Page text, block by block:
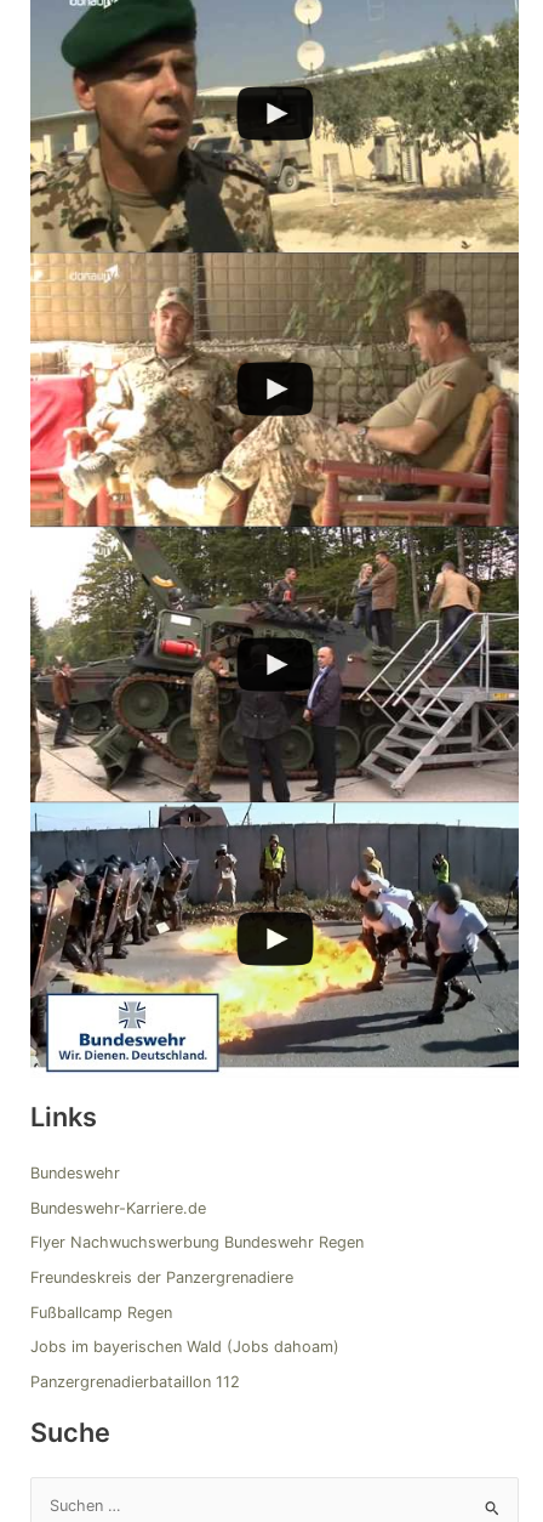
Links
Bundeswehr
Bundeswehr-Karriere.de
Flyer Nachwuchswerbung Bundeswehr Regen
Freundeskreis der Panzergrenadiere
Fußballcamp Regen
Jobs im bayerischen Wald (Jobs dahoam)
Panzergrenadierbataillon 112
Suche